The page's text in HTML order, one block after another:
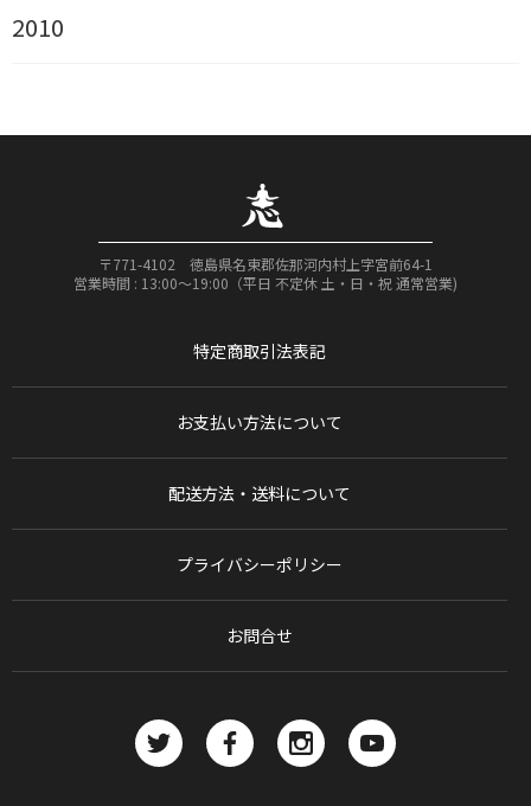
2010
〒771-4102 徳島県名東郡佐那河内村上字宮前64-1
営業時間 : 13:00〜19:00（平日 不定休 土・日・祝 通常営業)
特定商取引法表記
お支払い方法について
配送方法・送料について
プライバシーポリシー
お問合せ